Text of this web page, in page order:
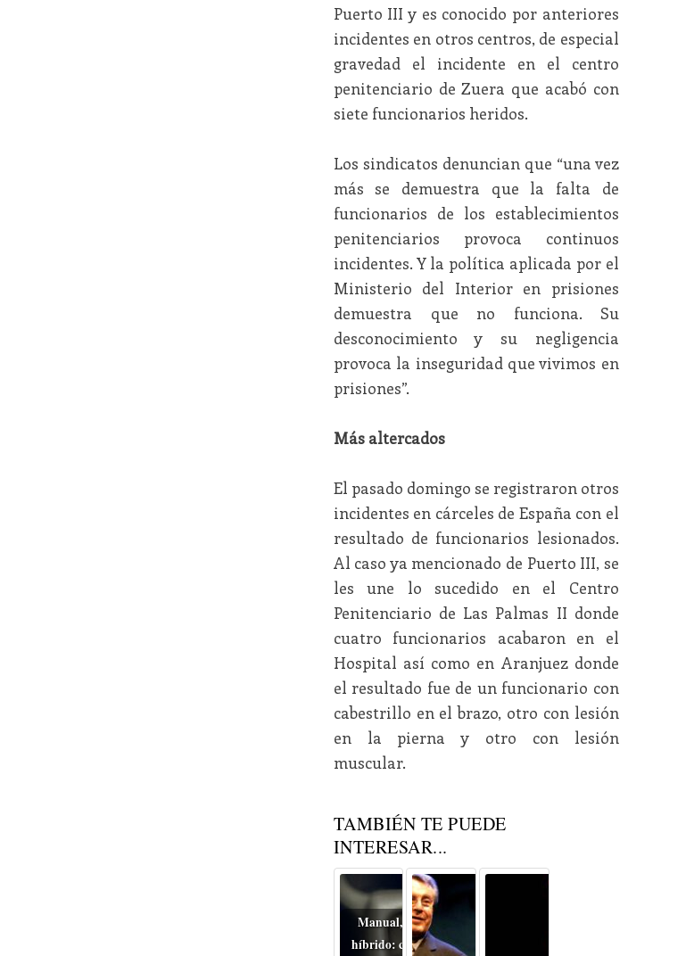
Puerto III y es conocido por anteriores
incidentes en otros centros, de especial
gravedad el incidente en el centro
penitenciario de Zuera que acabó con
siete funcionarios heridos.
Los sindicatos denuncian que “una vez
más se demuestra que la falta de
funcionarios de los establecimientos
penitenciarios provoca continuos
incidentes. Y la política aplicada por el
Ministerio del Interior en prisiones
demuestra que no funciona. Su
desconocimiento y su negligencia
provoca la inseguridad que vivimos en
prisiones”.
Más altercados
El pasado domingo se registraron otros
incidentes en cárceles de España con el
resultado de funcionarios lesionados.
Al caso ya mencionado de Puerto III, se
les une lo sucedido en el Centro
Penitenciario de Las Palmas II donde
cuatro funcionarios acabaron en el
Hospital así como en Aranjuez donde
el resultado fue de un funcionario con
cabestrillo en el brazo, otro con lesión
en la pierna y otro con lesión
muscular.
TAMBIÉN TE PUEDE
INTERESAR...
Manual, automático o
híbrido: cómo cambia el